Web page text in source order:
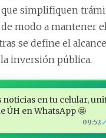
simplifiquen
modo a mantener
se define el
inversión pública.
noticias en tu celular,
ÚH en WhatsApp 🤩
09:52